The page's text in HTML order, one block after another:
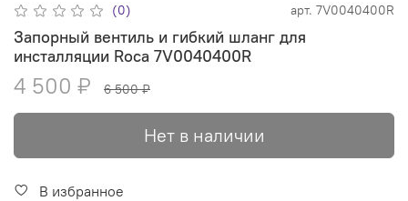
(0) арт. 7V0040400R
Запорный вентиль и гибкий шланг для
инсталляции Roca 7V0040400R
4 500 ₽ 6 500 ₽
Нет в наличии
В избранное